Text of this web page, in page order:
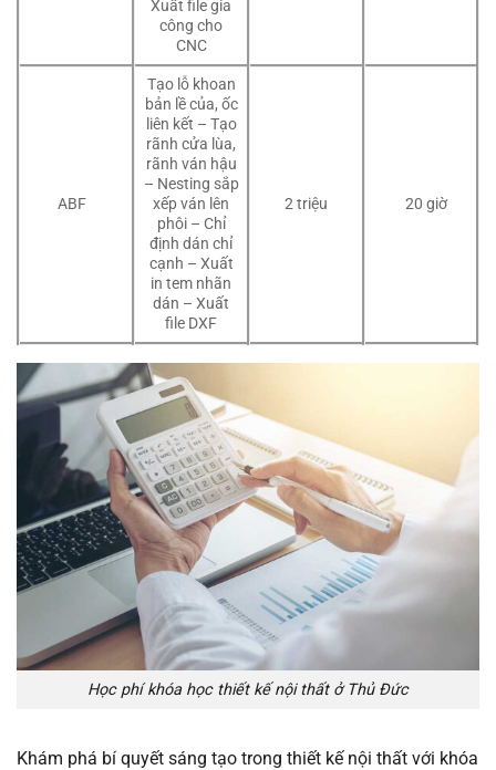
Xuất file gia
công cho
CNC
ABF
Tạo lỗ khoan
bản lề của, ốc
liên kết – Tạo
rãnh cửa lùa,
rãnh ván hậu
– Nesting sắp
xếp ván lên
phôi – Chỉ
định dán chỉ
cạnh – Xuất
in tem nhãn
dán – Xuất
file DXF
2 triệu 20 giờ
Học phí khóa học thiết kế nội thất ở Thủ Đức
Khám phá bí quyết sáng tạo trong thiết kế nội thất với khóa